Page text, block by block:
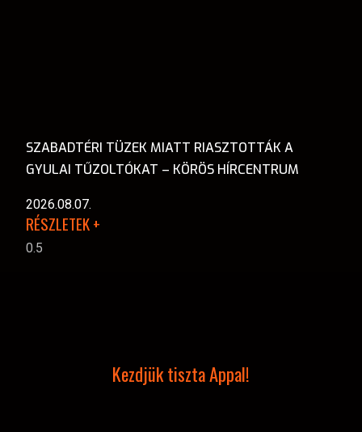
SZABADTÉRI TÜZEK MIATT RIASZTOTTÁK A
GYULAI TŰZOLTÓKAT – KÖRÖS HÍRCENTRUM
2026.08.07.
RÉSZLETEK +
Kezdjük tiszta Appal!